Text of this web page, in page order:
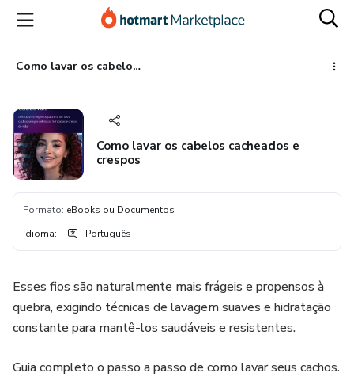
para
conteúdo
principal
para
pagamento
para
rodapé
Como lavar os cabelos cacheados e crespos
Como lavar os cabelos cacheados e
crespos
Formato: eBooks ou Documentos
Idioma: Português
Esses fios são naturalmente mais frágeis e propensos à
quebra, exigindo técnicas de lavagem suaves e hidratação
constante para mantê-los saudáveis e resistentes.
Guia completo o passo a passo de como lavar seus cachos.